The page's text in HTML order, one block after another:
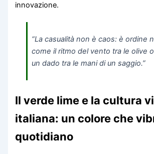
innovazione.
“La casualità non è caos: è ordine
come il ritmo del vento tra le olive
un dado tra le mani di un saggio.”
Il verde lime e la cultura
italiana: un colore che
quotidiano